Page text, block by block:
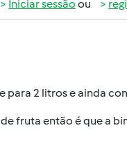
Iniciar sessão ou
2 litros e ainda
fruta então é que a